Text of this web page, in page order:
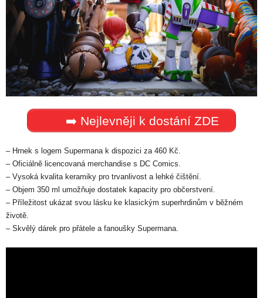
➡️ Nejlevněji k dostání ZDE
– Hrnek s logem Supermana k dispozici za 460 Kč.
– Oficiálně licencovaná merchandise s DC Comics.
– Vysoká kvalita keramiky pro trvanlivost a lehké čištění.
– Objem 350 ml umožňuje dostatek kapacity pro občerstvení.
– Příležitost ukázat svou lásku ke klasickým superhrdinům v běžném
životě.
– Skvělý dárek pro přátele a fanoušky Supermana.